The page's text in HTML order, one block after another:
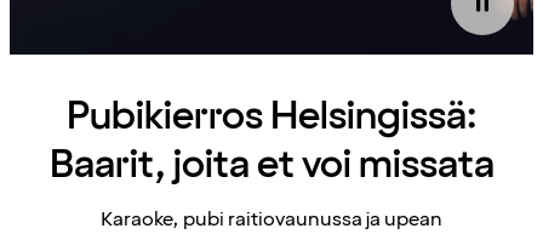
Pubikierros Helsingissä:
Baarit, joita et voi missata
Karaoke, pubi raitiovaunussa ja upean